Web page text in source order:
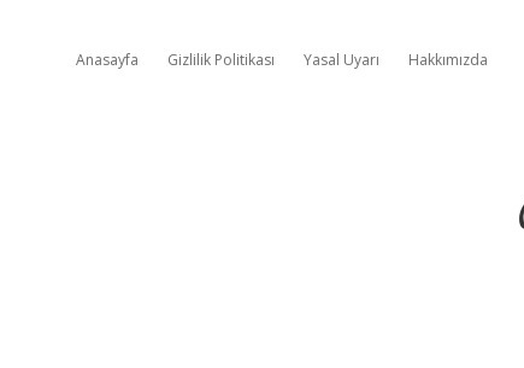
Anasayfa Gizlilik Politikası Yasal Uyarı Hakkımızda